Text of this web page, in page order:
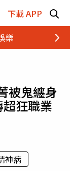
下載 APP
樂 財經
被鬼纏身
狂職業
神病